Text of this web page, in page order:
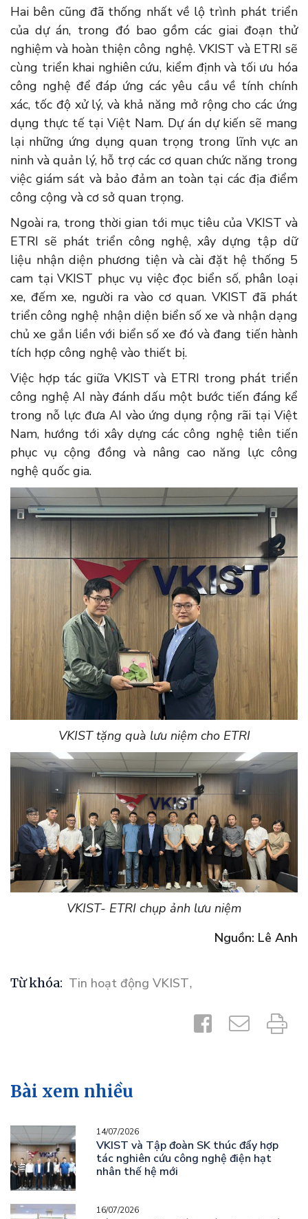
Hai bên cũng đã thống nhất về lộ trình phát triển
của dự án, trong đó bao gồm các giai đoạn thử
nghiệm và hoàn thiện công nghệ. VKIST và ETRI sẽ
cùng triển khai nghiên cứu, kiểm định và tối ưu hóa
công nghệ để đáp ứng các yêu cầu về tính chính
xác, tốc độ xử lý, và khả năng mở rộng cho các ứng
dụng thực tế tại Việt Nam. Dự án dự kiến sẽ mang
lại những ứng dụng quan trọng trong lĩnh vực an
ninh và quản lý, hỗ trợ các cơ quan chức năng trong
việc giám sát và bảo đảm an toàn tại các địa điểm
công cộng và cơ sở quan trọng.
Ngoài ra, trong thời gian tới mục tiêu của VKIST và
ETRI sẽ phát triển công nghệ, xây dựng tập dữ
liệu nhận diện phương tiện và cài đặt hệ thống 5
cam tại VKIST phục vụ việc đọc biển số, phân loại
xe, đếm xe, người ra vào cơ quan. VKIST đã phát
triển công nghệ nhận diện biển số xe và nhận dạng
chủ xe gắn liền với biển số xe đó và đang tiến hành
tích hợp công nghệ vào thiết bị.
Việc hợp tác giữa VKIST và ETRI trong phát triển
công nghệ AI này đánh dấu một bước tiến đáng kể
trong nỗ lực đưa AI vào ứng dụng rộng rãi tại Việt
Nam, hướng tới xây dựng các công nghệ tiên tiến
phục vụ cộng đồng và nâng cao năng lực công
nghệ quốc gia.
VKIST tặng quà lưu niệm cho ETRI
VKIST- ETRI chụp ảnh lưu niệm
Nguồn: Lê Anh
Từ khóa: Tin hoạt động VKIST,
Bài xem nhiều
14/07/2026
VKIST và Tập đoàn SK thúc đẩy hợp
tác nghiên cứu công nghệ điện hạt
nhân thế hệ mới
16/07/2026